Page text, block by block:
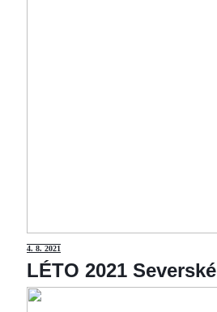
4. 8. 2021
LÉTO 2021